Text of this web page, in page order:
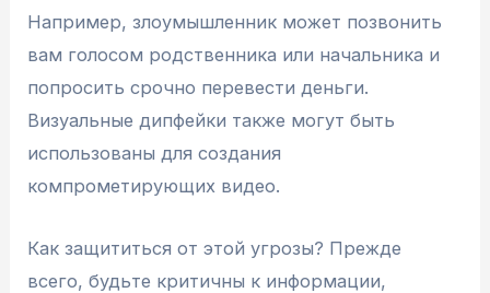
Например, злоумышленник может позвонить
вам голосом родственника или начальника и
попросить срочно перевести деньги.
Визуальные дипфейки также могут быть
использованы для создания
компрометирующих видео.
Как защититься от этой угрозы? Прежде
всего, будьте критичны к информации,